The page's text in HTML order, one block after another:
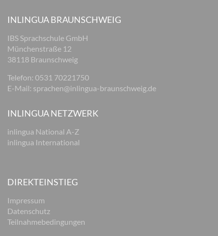
INLINGUA BRAUNSCHWEIG
IBS Sprachschule GmbH
Münchenstraße 12
38118 Braunschweig
Telefon: 0531 70221750
E-Mail: sprachen@inlingua-braunschweig.de
INLINGUA NETZWERK
inlingua National A-Z
inlingua International
DIREKTEINSTIEG
Impressum
Datenschutz
Teilnahmebedingungen